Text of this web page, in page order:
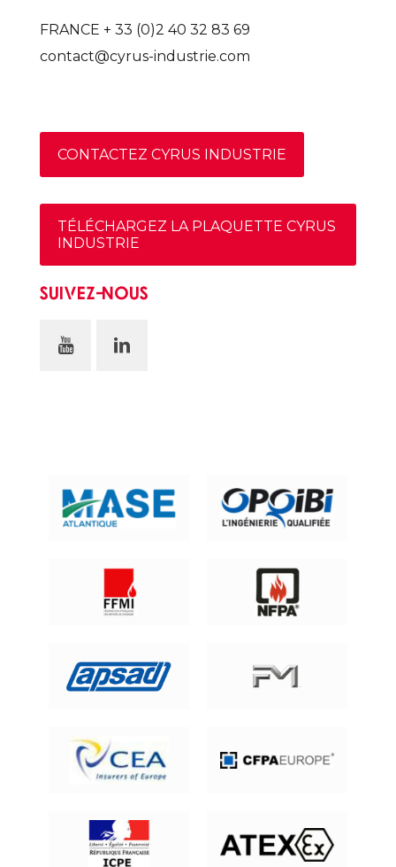
FRANCE + 33 (0)2 40 32 83 69
contact@cyrus-industrie.com
CONTACTEZ CYRUS INDUSTRIE
TÉLÉCHARGEZ LA PLAQUETTE CYRUS
INDUSTRIE
SUIVEZ-NOUS